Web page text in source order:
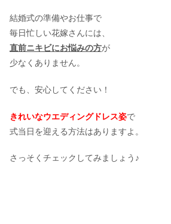
結婚式の準備やお仕事で
毎日忙しい花嫁さんには、
直前ニキビにお悩みの方が
少なくありません。
でも、安心してください！
きれいなウエディングドレス姿で
式当日を迎える方法はありますよ。
さっそくチェックしてみましょう♪